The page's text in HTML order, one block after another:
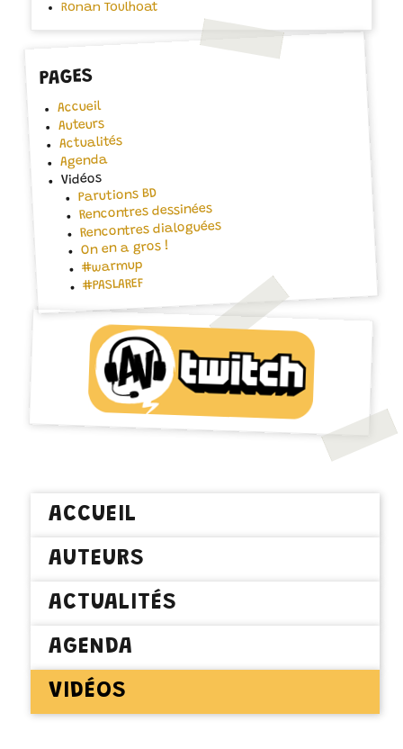
Ronan Toulhoat
PAGES
Accueil
Auteurs
Actualités
Agenda
Vidéos
Parutions BD
Rencontres dessinées
Rencontres dialoguées
On en a gros !
#warmup
#PASLAREF
ACCUEIL
AUTEURS
ACTUALITÉS
AGENDA
VIDÉOS